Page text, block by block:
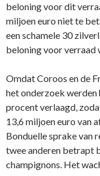
beloning voor dit
miljoen euro niet te
een schamele 30
beloning voor verraad
Omdat Coroos en de
het onderzoek
procent verlaagd,
13,6 miljoen euro van
Bonduelle sprake van
twee anderen betrapt
champignons. Het